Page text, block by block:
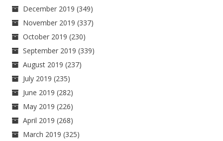
December 2019 (349)
November 2019 (337)
October 2019 (230)
September 2019 (339)
August 2019 (237)
July 2019 (235)
June 2019 (282)
May 2019 (226)
April 2019 (268)
March 2019 (325)